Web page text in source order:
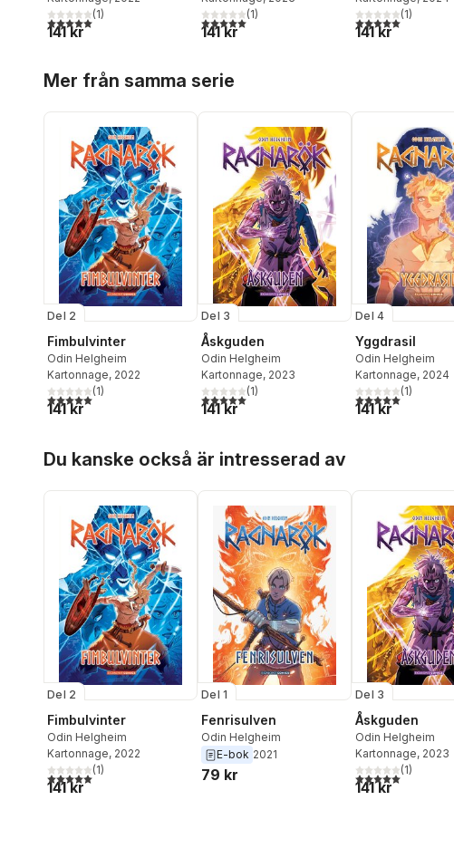
5,0utav 5 stjärnor. Totalt antal röster:
(1)
141 kr
5,0utav 5 stjärnor. Totalt antal röster:
(1)
141 kr
5,0utav 5 stjärnor.
(1)
141 kr
Mer från samma serie
Del 2
Fimbulvinter
Odin Helgheim
Kartonnage, 2022
5,0utav 5 stjärnor. Totalt antal röster:
(1)
141 kr
Del 3
Åskguden
Odin Helgheim
Kartonnage, 2023
5,0utav 5 stjärnor. Totalt antal röster:
(1)
141 kr
Del 4
Yggdrasil
Odin Helgheim
Kartonnage, 2024
5,0utav 5 stjärnor.
(1)
141 kr
Du kanske också är intresserad av
Del 2
Fimbulvinter
Odin Helgheim
Kartonnage, 2022
5,0utav 5 stjärnor. Totalt antal röster:
(1)
141 kr
Del 1
Fenrisulven
Odin Helgheim
E-bok 2021
79 kr
Del 3
Åskguden
Odin Helgheim
Kartonnage, 2023
5,0utav 5 stjärnor.
(1)
141 kr